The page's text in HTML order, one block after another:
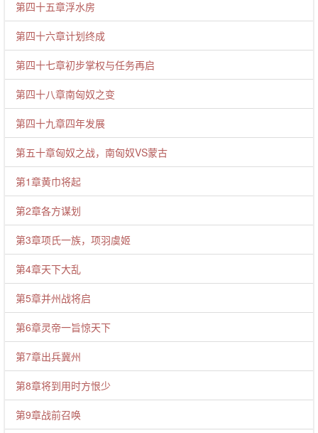
第四十五章浮水房
第四十六章计划终成
第四十七章初步掌权与任务再启
第四十八章南匈奴之变
第四十九章四年发展
第五十章匈奴之战，南匈奴VS蒙古
第1章黄巾将起
第2章各方谋划
第3章项氏一族，项羽虞姬
第4章天下大乱
第5章并州战将启
第6章灵帝一旨惊天下
第7章出兵冀州
第8章将到用时方恨少
第9章战前召唤